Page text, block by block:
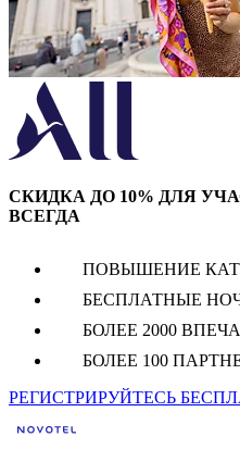
СКИДКА ДО 10% ДЛЯ
ВСЕГДА
ПОВЫШЕНИЕ
БЕСПЛАТНЫЕ
БОЛЕЕ 2000
БОЛЕЕ 100
РЕГИСТРИРУЙТЕСЬ